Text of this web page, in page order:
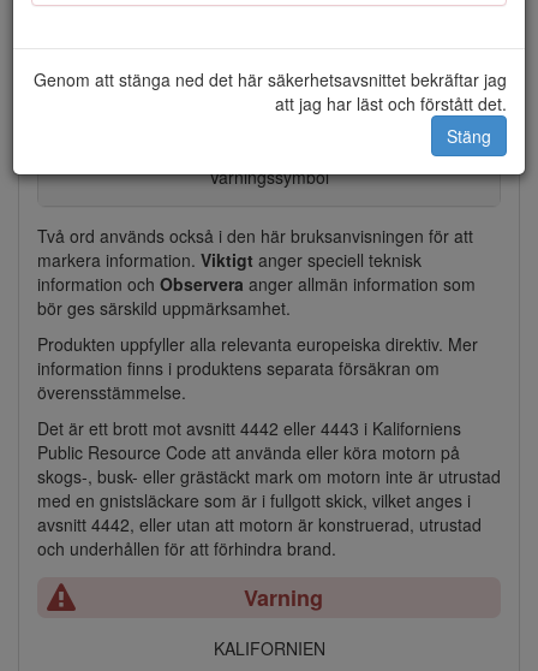
Genom att stänga ned det här säkerhetsavsnittet bekräftar jag
att jag har läst och förstått det.
Stäng
Varningssymbol
Två ord används också i den här bruksanvisningen för att
markera information. Viktigt anger speciell teknisk
information och Observera anger allmän information som
bör ges särskild uppmärksamhet.
Produkten uppfyller alla relevanta europeiska direktiv. Mer
information finns i produktens separata försäkran om
överensstämmelse.
Det är ett brott mot avsnitt 4442 eller 4443 i Kaliforniens
Public Resource Code att använda eller köra motorn på
skogs-, busk- eller grästäckt mark om motorn inte är utrustad
med en gnistsläckare som är i fullgott skick, vilket anges i
avsnitt 4442, eller utan att motorn är konstruerad, utrustad
och underhållen för att förhindra brand.
Varning
KALIFORNIEN